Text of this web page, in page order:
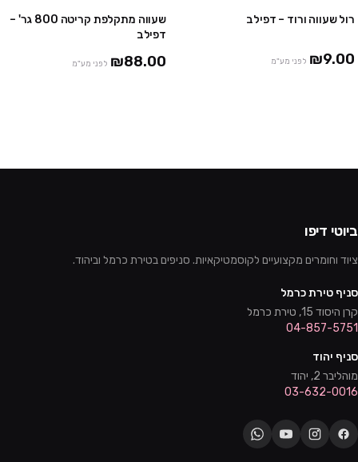
רול שעווה ורוד – דפילב
₪9.00 לפני מע"מ
שעווה מתקלפת קריטה 800 גר' –
דפילב
₪88.00 לפני מע"מ
ביוטי דיפו
ציוד וחומרים מקצועיים לקוסמטיקאיות. סניפים בטירת כרמל וביהוד.
סניף טירת כרמל
קרן היסוד 15, טירת כרמל
04-857-5751
סניף יהוד
מוהליבר 2, יהוד
03-632-0016